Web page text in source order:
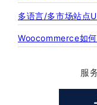
服
多语言/多市场站点
Woocommerce如